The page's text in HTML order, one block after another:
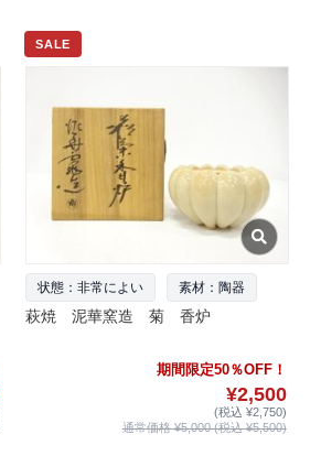
SALE
状態：非常によい 素材：陶器
萩焼 泥華窯造 菊 香炉
期間限定50％OFF！
¥2,500
(税込 ¥2,750)
通常価格 ¥5,000 (税込 ¥5,500)